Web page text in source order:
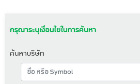
กรุณาระบุเงื่อนไขในการค้นหา
ค้นหาบริษัท